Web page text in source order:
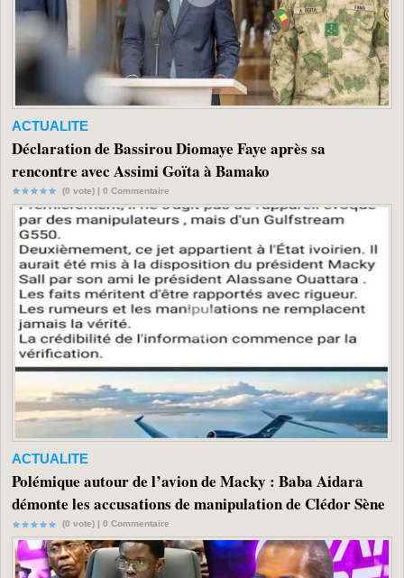
ACTUALITE
Déclaration de Bassirou Diomaye Faye après sa
rencontre avec Assimi Goïta à Bamako
(0 vote) | 0 Commentaire
ACTUALITE
Polémique autour de l’avion de Macky : Baba Aidara
démonte les accusations de manipulation de Clédor Sène
(0 vote) | 0 Commentaire